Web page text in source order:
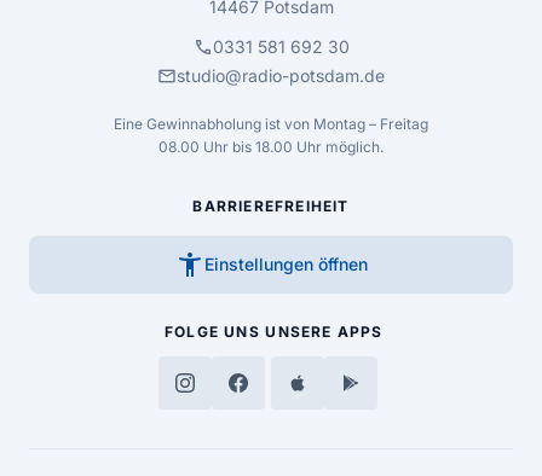
14467 Potsdam
call0331 581 692 30
mailstudio@radio-potsdam.de
Eine Gewinnabholung ist von Montag – Freitag
08.00 Uhr bis 18.00 Uhr möglich.
BARRIEREFREIHEIT
accessibility_new Einstellungen öffnen
FOLGE UNS UNSERE APPS